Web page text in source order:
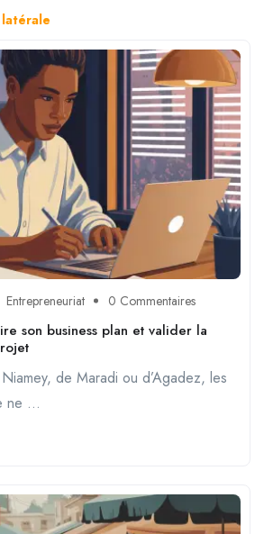
Entrepreneuriat 0 Commentaires
son business plan et valider la
de Maradi ou d’Agadez, les
ne ...